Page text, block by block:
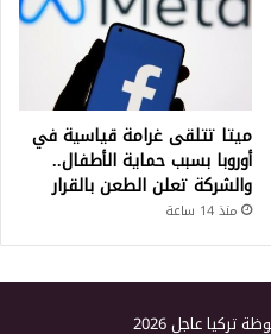
ميتا تتلقى غرامة قياسية في
أوروبا بسبب حماية الأطفال..
والشركة تعلن الطعن بالقرار
منذ 14 ساعة
عاجل 2026